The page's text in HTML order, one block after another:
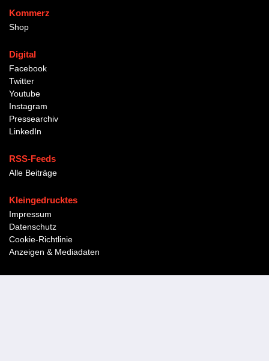
Kommerz
Shop
Digital
Facebook
Twitter
Youtube
Instagram
Pressearchiv
LinkedIn
RSS-Feeds
Alle Beiträge
Kleingedrucktes
Impressum
Datenschutz
Cookie-Richtlinie
Anzeigen & Mediadaten